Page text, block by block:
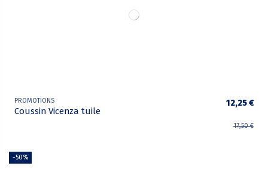
PROMOTIONS
Coussin Vicenza tuile
12,25 €
17,50 €
-50%